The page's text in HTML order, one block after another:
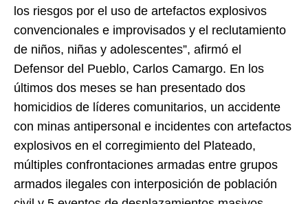
los riesgos por el uso de artefactos explosivos
convencionales e improvisados y el reclutamiento
de niños, niñas y adolescentes”, afirmó el
Defensor del Pueblo, Carlos Camargo. En los
últimos dos meses se han presentado dos
homicidios de líderes comunitarios, un accidente
con minas antipersonal e incidentes con artefactos
explosivos en el corregimiento del Plateado,
múltiples confrontaciones armadas entre grupos
armados ilegales con interposición de población